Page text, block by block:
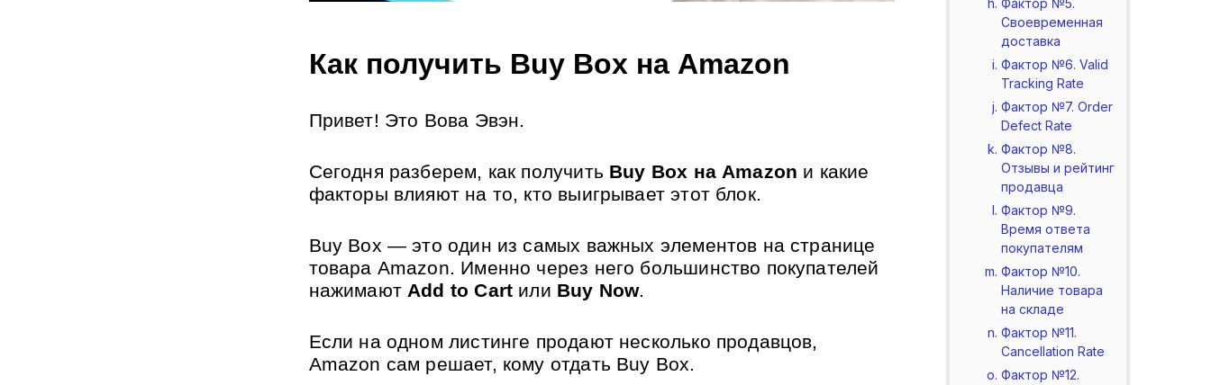
Как получить Buy Box на Amazon
Привет! Это Вова Эвэн.
Сегодня разберем, как получить Buy Box на Amazon и какие
факторы влияют на то, кто выигрывает этот блок.
Buy Box — это один из самых важных элементов на странице
товара Amazon. Именно через него большинство покупателей
нажимают Add to Cart или Buy Now.
Если на одном листинге продают несколько продавцов,
Amazon сам решает, кому отдать Buy Box.
Фактор №5.
Своевременная
доставка
Фактор №6. Valid
Tracking Rate
Фактор №7. Order
Defect Rate
Фактор №8.
Отзывы и рейтинг
продавца
Фактор №9.
Время ответа
покупателям
Фактор №10.
Наличие товара
на складе
Фактор №11.
Cancellation Rate
Фактор №12.